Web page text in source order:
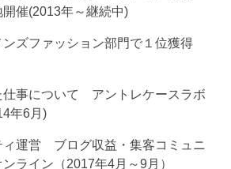
催(2013年～継続中)
ンズファッション部門で１位獲得
仕事について アントレケースラボ
年6月)
ィ運営 ブログ収益・集客コミュニ
ライン（2017年4月～9月）